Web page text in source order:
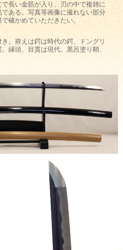
長い金筋が入り、刃の中で複雑に
ある。写真等画像に撮れない部分
確かめていただきたい。
。拵えは鍔は時代の鍔、ドングリ
縁頭、目貫は現代。黒呂塗り鞘、